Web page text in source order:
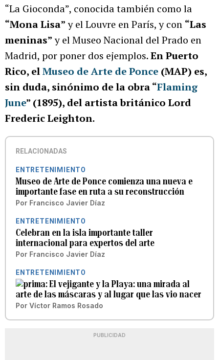
“La Gioconda”, conocida también como la
“Mona Lisa”y el Louvre en París, y con “Las
meninas”y el Museo Nacional del Prado en
Madrid, por poner dos ejemplos.En Puerto
Rico, elMuseo de Arte de Ponce (MAP) es,
sin duda, sinónimo de la obra “Flaming
June” (1895), del artista británico Lord
Frederic Leighton.
RELACIONADAS
ENTRETENIMIENTO
Museo de Arte de Ponce comienza una nueva e
importante fase en ruta a su reconstrucción
Por Francisco Javier Díaz
ENTRETENIMIENTO
Celebran en la isla importante taller
internacional para expertos del arte
Por Francisco Javier Díaz
ENTRETENIMIENTO
El vejigante y la Playa: una mirada al
arte de las máscaras y al lugar que las vio nacer
Por Víctor Ramos Rosado
PUBLICIDAD